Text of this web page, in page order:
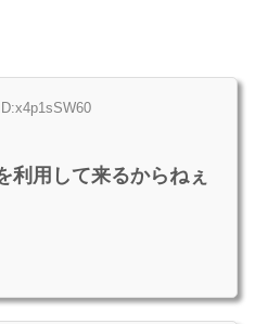
利用して来るからねぇ